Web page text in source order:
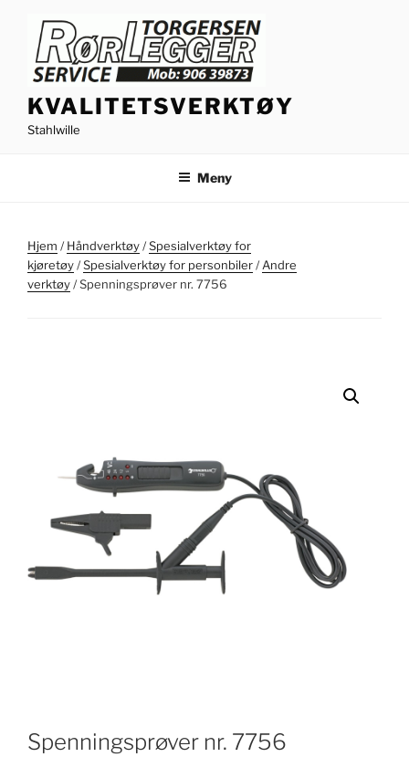
innhold
KVALITETSVERKTØY
Stahlwille
Meny
Hjem /Håndverktøy/Spesialverktøy for
kjøretøy/Spesialverktøy for personbiler/Andre
verktøy/ Spenningsprøver nr. 7756
Spenningsprøver nr. 7756